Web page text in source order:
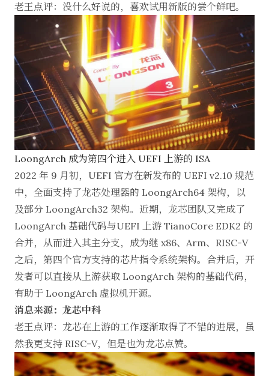
老王点评：没什么好说的，喜欢试用新版的尝个鲜吧。
LoongArch 成为第四个进入 UEFI 上游的 ISA
2022 年 9 月初，UEFI 官方在新发布的 UEFI v2.10 规范
中，全面支持了龙芯处理器的 LoongArch64 架构，以
及部分 LoongArch32 架构。近期，龙芯团队又完成了
LoongArch 基础代码与UEFI 上游 TianoCore EDK2 的
合并，从而进入其主分支，成为继 x86、Arm、RISC-V
之后，第四个官方支持的芯片指令系统架构。合并后，开
发者可以直接从上游获取 LoongArch 架构的基础代码，
有助于 LoongArch 虚拟机开源。
消息来源：龙芯中科
老王点评：龙芯在上游的工作逐渐取得了不错的进展，虽
然我更支持 RISC-V，但是也为龙芯点赞。